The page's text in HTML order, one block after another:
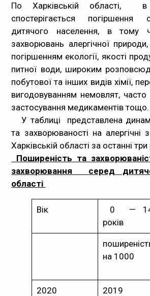
По Харківській області, в
спостерігається погіршення
дитячого населення, в тому
захворювань алергічної
погіршенням екології, якості
питної води, широким
побутової та інших видів хімії,
вигодовуванням немовлят,
застосування медикаментів тощо.
У таблиці представлена
та захворюваності на алергічні
Харківській області за останні
Поширеність та
захворювання серед
області
Вік
0 —
років
на 1000
2020 2019